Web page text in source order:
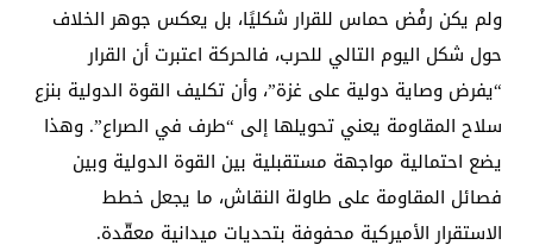
ولم يكن رفْض حماس للقرار شكليًا، بل يعكس جوهر الخلاف
حول شكل اليوم التالي للحرب، فالحركة اعتبرت أن القرار
“يفرض وصاية دولية على غزة”، وأن تكليف القوة الدولية بنزع
سلاح المقاومة يعني تحويلها إلى “طرف في الصراع”. وهذا
يضع احتمالية مواجهة مستقبلية بين القوة الدولية وبين
فصائل المقاومة على طاولة النقاش، ما يجعل خطط
الاستقرار الأميركية محفوفة بتحديات ميدانية معقّدة.